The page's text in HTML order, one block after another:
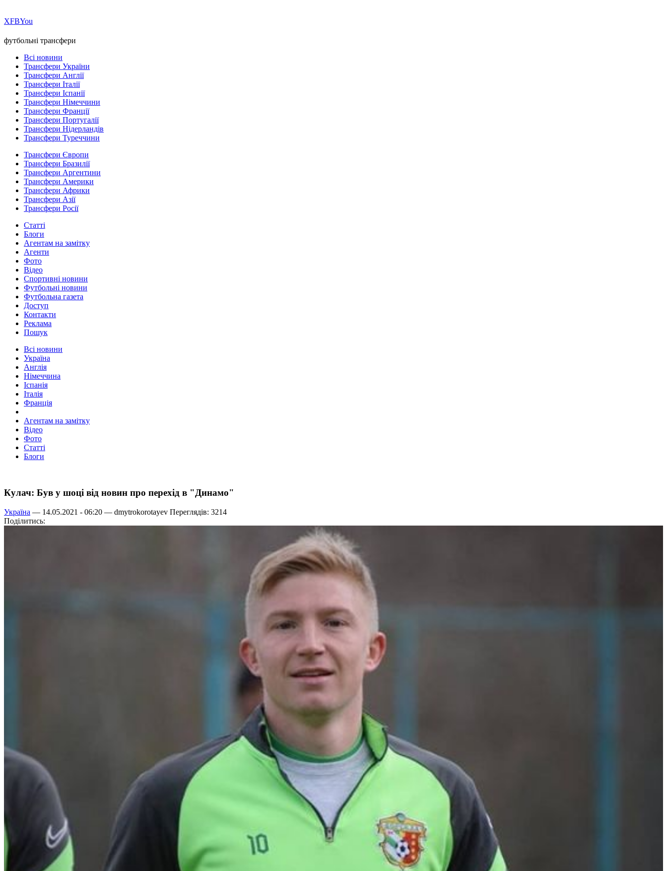
ХFBYou
футбольні трансфери
Всі новини
Трансфери України
Трансфери Англії
Трансфери Італії
Трансфери Іспанії
Трансфери Німеччини
Трансфери Франції
Трансфери Португалії
Трансфери Нідерландів
Трансфери Туреччини
Трансфери Європи
Трансфери Бразилії
Трансфери Аргентини
Трансфери Америки
Трансфери Африки
Трансфери Азії
Трансфери Росії
Статті
Блоги
Агентам на замітку
Агенти
Фото
Відео
Спортивні новини
Футбольні новини
Футбольна газета
Доступ
Контакти
Реклама
Пошук
Всі новини
Україна
Англія
Німеччина
Іспанія
Італія
Франція
Агентам на замітку
Відео
Фото
Статті
Блоги
Кулач: Був у шоці від новин про перехід в "Динамо"
Україна — 14.05.2021 - 06:20 — dmytrokorotayev Переглядів: 3214
Поділитись: